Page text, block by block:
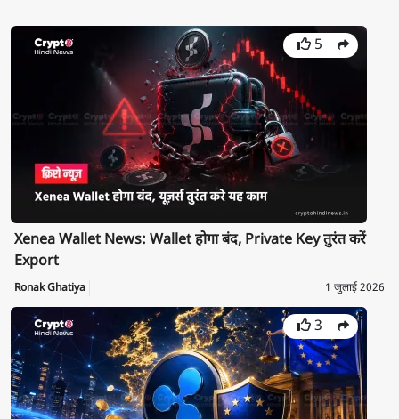
5
Xenea Wallet News: Wallet होगा बंद, Private Key तुरंत करें
Export
Ronak Ghatiya 1 जुलाई 2026
3